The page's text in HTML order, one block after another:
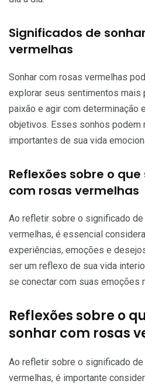
Significados de
vermelhas
Sonhar com rosas vermelhas
explorar seus sentimentos mais
paixão e agir com determinação
objetivos. Esses sonhos podem
importantes de sua vida
Reflexões sobre o
com rosas vermelhas
Ao refletir sobre o significado
vermelhas, é essencial
experiências, emoções e
ser um reflexo de sua vida
se conectar com suas emoções
Reflexões sobre o
sonhar com rosas
Ao refletir sobre o significado
vermelhas, é importante